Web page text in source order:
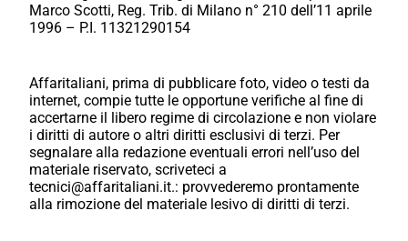
Marco Scotti, Reg. Trib. di Milano n° 210 dell’11 aprile
1996 – P.I. 11321290154
Affaritaliani, prima di pubblicare foto, video o testi da
internet, compie tutte le opportune verifiche al fine di
accertarne il libero regime di circolazione e non violare
i diritti di autore o altri diritti esclusivi di terzi. Per
segnalare alla redazione eventuali errori nell’uso del
materiale riservato, scriveteci a
tecnici@affaritaliani.it.: provvederemo prontamente
alla rimozione del materiale lesivo di diritti di terzi.